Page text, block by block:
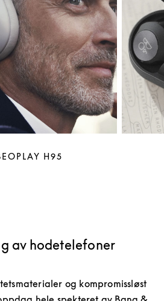
H95
av hodetelefoner
og kompromissløst